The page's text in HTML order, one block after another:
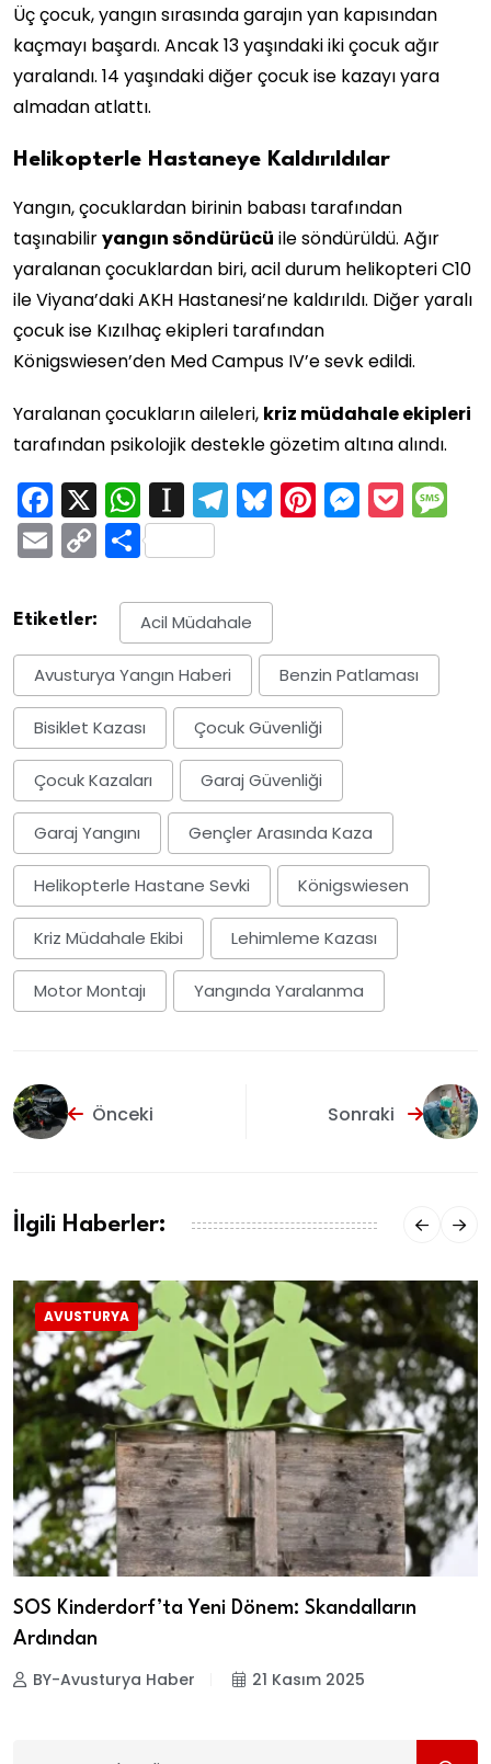
Üç çocuk, yangın sırasında garajın yan kapısından
kaçmayı başardı. Ancak 13 yaşındaki iki çocuk ağır
yaralandı. 14 yaşındaki diğer çocuk ise kazayı yara
almadan atlattı.
Helikopterle Hastaneye Kaldırıldılar
Yangın, çocuklardan birinin babası tarafından
taşınabiliryangın söndürücü ile söndürüldü. Ağır
yaralanan çocuklardan biri, acil durum helikopteri C10
ile Viyana’daki AKH Hastanesi’ne kaldırıldı. Diğer yaralı
çocuk ise Kızılhaç ekipleri tarafından
Königswiesen’den Med Campus IV’e sevk edildi.
Yaralanan çocukların aileleri, kriz müdahale ekipleri
tarafından psikolojik destekle gözetim altına alındı.
Facebook
X WhatsApp
Instapaper
Telegram
Bluesky
Pinterest
EmailCopy
Link
Share
Etiketler: Acil Müdahale
Avusturya Yangın Haberi Benzin Patlaması
Bisiklet Kazası Çocuk Güvenliği
Çocuk Kazaları Garaj Güvenliği
Garaj Yangını Gençler Arasında Kaza
Helikopterle Hastane Sevki Königswiesen
Kriz Müdahale Ekibi Lehimleme Kazası
Motor Montajı Yangında Yaralanma
Önceki Sonraki
İlgili Haberler:
AVUSTURYA
SOS Kinderdorf’ta Yeni Dönem: Skandalların
Ardından
BY-Avusturya Haber 21 Kasım 2025